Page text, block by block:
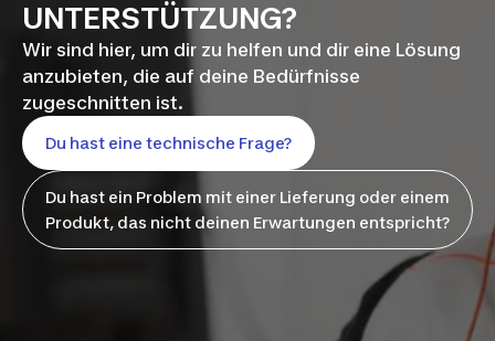
UNTERSTÜTZUNG?
Wir sind hier, um dir zu helfen und dir eine Lösung
anzubieten, die auf deine Bedürfnisse
zugeschnitten ist.
Du hast eine technische Frage?
Du hast ein Problem mit einer Lieferung oder einem
Produkt, das nicht deinen Erwartungen entspricht?